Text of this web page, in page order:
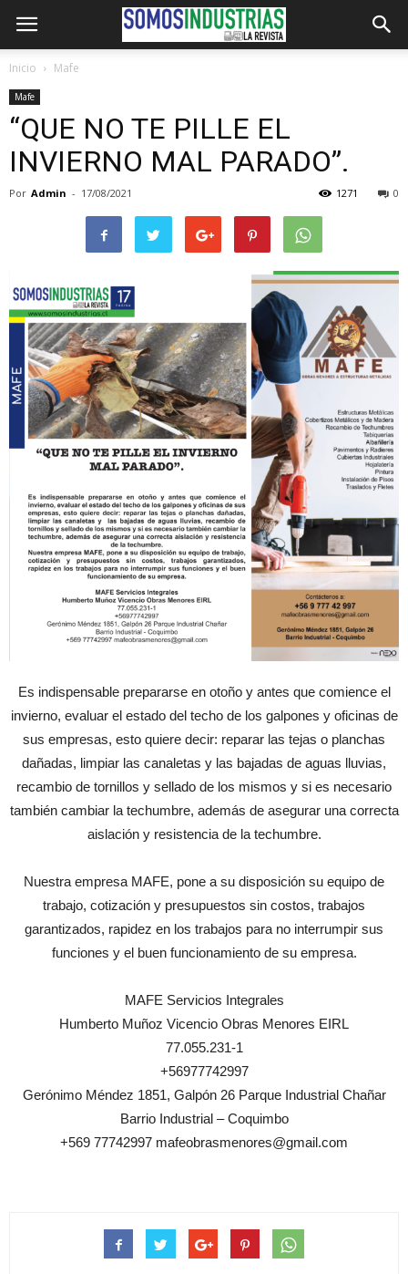
Inicio Mafe
Mafe
“QUE NO TE PILLE EL
INVIERNO MAL PARADO”.
Por Admin - 17/08/2021 0
1271
Es indispensable prepararse en otoño y antes que comience el
invierno, evaluar el estado del techo de los galpones y oficinas de
sus empresas, esto quiere decir: reparar las tejas o planchas
dañadas, limpiar las canaletas y las bajadas de aguas lluvias,
recambio de tornillos y sellado de los mismos y si es necesario
también cambiar la techumbre, además de asegurar una correcta
aislación y resistencia de la techumbre.
Nuestra empresa MAFE, pone a su disposición su equipo de
trabajo, cotización y presupuestos sin costos, trabajos
garantizados, rapidez en los trabajos para no interrumpir sus
funciones y el buen funcionamiento de su empresa.
MAFE Servicios Integrales
Humberto Muñoz Vicencio Obras Menores EIRL
77.055.231-1
+56977742997
Gerónimo Méndez 1851, Galpón 26 Parque Industrial Chañar
Barrio Industrial – Coquimbo
+569 77742997 mafeobrasmenores@gmail.com